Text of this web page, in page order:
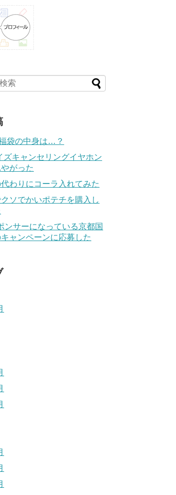
袋の中身は…？
ズキャンセリングイヤホン
がった
わりにコーラ入れてみた
ソでかいポテチを購入し
ンサーになっている京都国
ャンペーンに応募した